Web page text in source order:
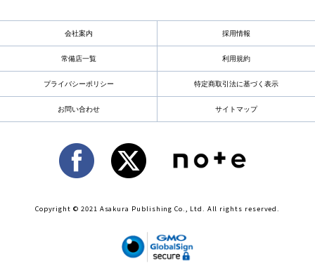
会社案内 採用情報
常備店一覧 利用規約
プライバシーポリシー 特定商取引法に基づく表示
お問い合わせ サイトマップ
Copyright © 2021 Asakura Publishing Co., Ltd. All rights reserved.